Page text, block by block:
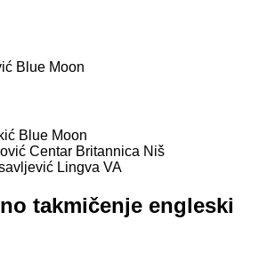
Blue Moon
Blue Moon
Centar Britannica Niš
Lingva VA
takmičenje engleski